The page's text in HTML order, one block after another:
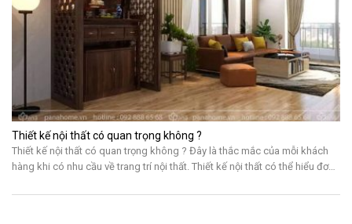
Thiết kế nội thất có quan trọng không ?
Thiết kế nội thất có quan trọng không ? Đây là thắc mắc của mỗi khách
hàng khi có nhu cầu về trang trí nội thất. Thiết kế nội thất có thể hiểu đơn
trên một phong cách, ý […]